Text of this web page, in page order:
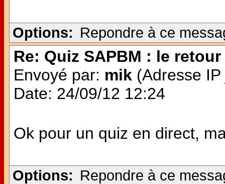
Options: Repondre à ce
Re: Quiz SAPBM : le retour
Envoyé par: mik (Adresse
Date: 24/09/12 12:24
Ok pour un quiz en direct,
Options: Repondre à ce